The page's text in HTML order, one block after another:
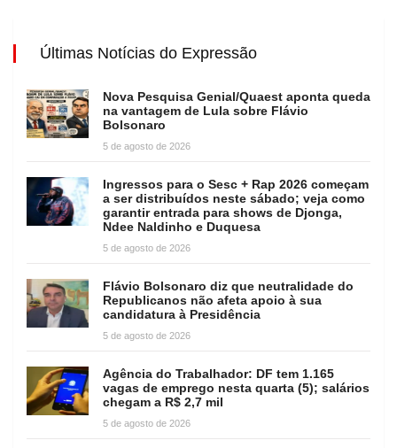
Últimas Notícias do Expressão
Nova Pesquisa Genial/Quaest aponta queda
na vantagem de Lula sobre Flávio
Bolsonaro
5 de agosto de 2026
Ingressos para o Sesc + Rap 2026 começam
a ser distribuídos neste sábado; veja como
garantir entrada para shows de Djonga,
Ndee Naldinho e Duquesa
5 de agosto de 2026
Flávio Bolsonaro diz que neutralidade do
Republicanos não afeta apoio à sua
candidatura à Presidência
5 de agosto de 2026
Agência do Trabalhador: DF tem 1.165
vagas de emprego nesta quarta (5); salários
chegam a R$ 2,7 mil
5 de agosto de 2026